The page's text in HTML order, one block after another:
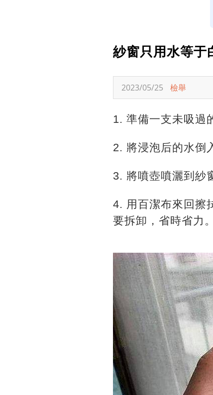
紗窗只用水等于
2023/05/25 檢舉
1. 準備一支未吸過
2. 將浸泡后的水倒
3. 將噴壺噴灑到紗
4. 用百潔布來回擦
要拆卸，省時省力。